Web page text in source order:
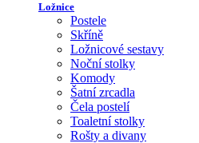
Ložnice
Postele
Skříně
Ložnicové sestavy
Noční stolky
Komody
Šatní zrcadla
Čela postelí
Toaletní stolky
Rošty a divany